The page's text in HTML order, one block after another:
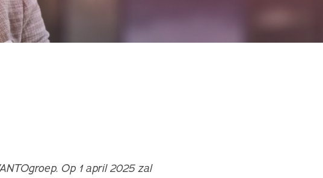
Op 1 april 2025 zal